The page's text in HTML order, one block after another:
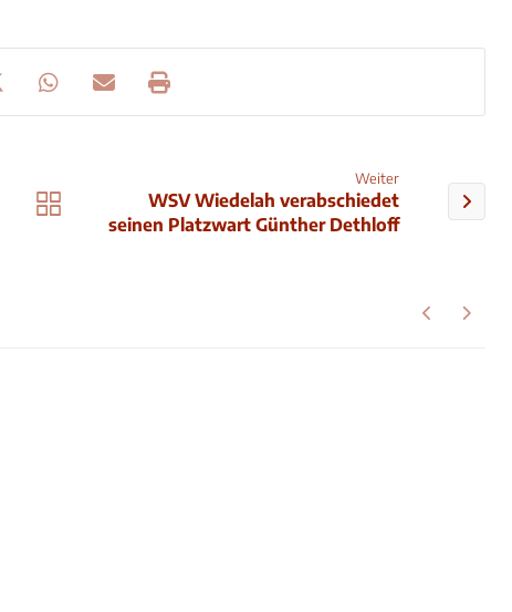
Weiter
WSV Wiedelah verabschiedet
seinen Platzwart Günther Dethloff